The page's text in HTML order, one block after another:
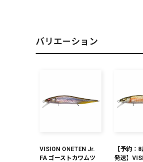
バリエーション
VISION ONETEN Jr.
FA ゴーストカワムツ
【予約：
発送】